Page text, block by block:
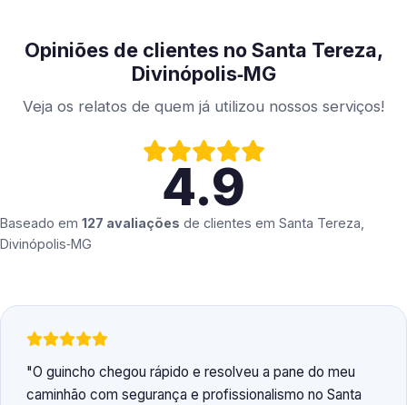
Opiniões de clientes no Santa Tereza,
Divinópolis‑MG
Veja os relatos de quem já utilizou nossos serviços!
4.9
Baseado em 127 avaliações de clientes em Santa Tereza,
Divinópolis‑MG
O guincho chegou rápido e resolveu a pane do meu
caminhão com segurança e profissionalismo no Santa